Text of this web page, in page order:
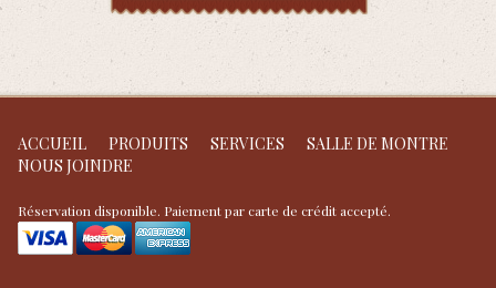
ACCUEIL PRODUITS SERVICES
SALLE DE MONTRE
NOUS JOINDRE
Réservation disponible. Paiement par carte de crédit accepté.